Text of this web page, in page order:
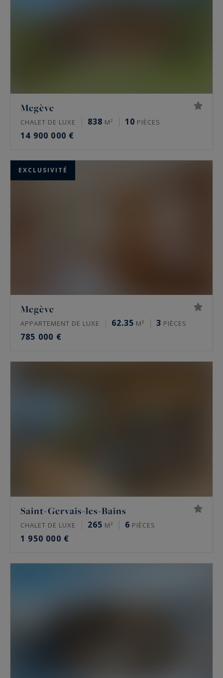
Megève
CHALET DE LUXE 838 M² 10 PIÈCES
14 900 000 €
EXCLUSIVITÉ
Megève
APPARTEMENT DE LUXE 62.35 M² 3 PIÈCES
785 000 €
Saint-Gervais-les-Bains
CHALET DE LUXE 265 M² 6 PIÈCES
1 950 000 €